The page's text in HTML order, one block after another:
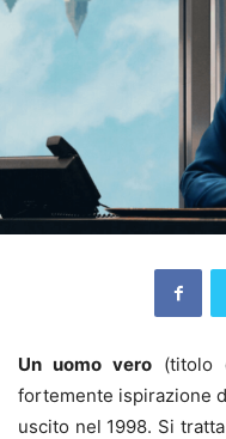
Un uomo vero(titolo
fortemente ispirazione
uscito nel 1998. Si